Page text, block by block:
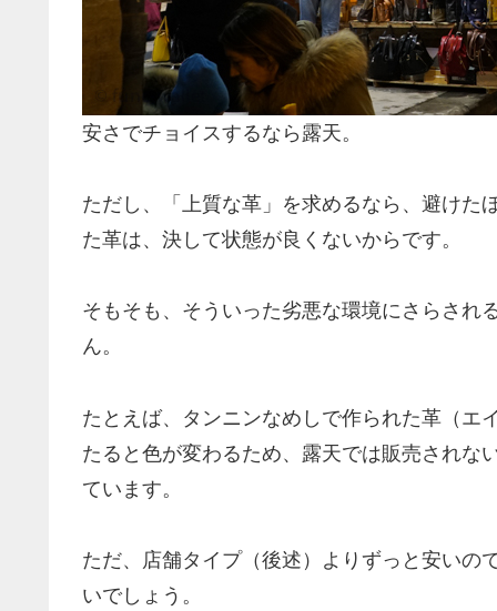
安さでチョイスするなら露天。
ただし、「上質な革」を求めるなら、避けた
た革は、決して状態が良くないからです。
そもそも、そういった劣悪な環境にさらされ
ん。
たとえば、タンニンなめしで作られた革（エ
たると色が変わるため、露天では販売されな
ています。
ただ、店舗タイプ（後述）よりずっと安いの
いでしょう。